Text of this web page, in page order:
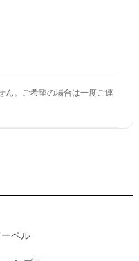
。ご希望の場合は一度ご連
ペル